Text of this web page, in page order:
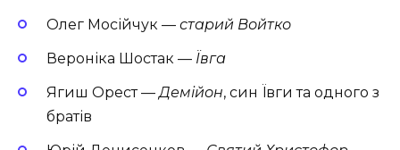
Олег Мосійчук — старий Войтко
Вероніка Шостак — Ївга
Ягиш Орест —Демійон, син Ївги та одного з
братів